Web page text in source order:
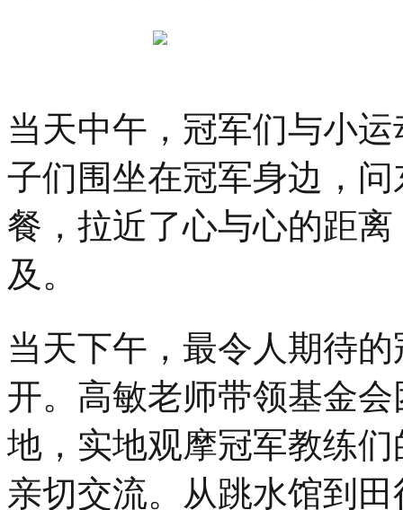
当天中午，冠军们与小
子们围坐在冠军身边，
餐，拉近了心与心的距
及。
当天下午，最令人期待
开。高敏老师带领基金
地，实地观摩冠军教练
亲切交流。从跳水馆到